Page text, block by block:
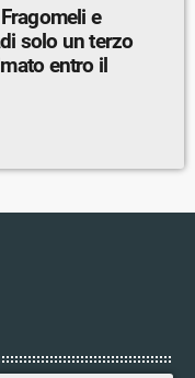
e
solo un terzo
entro il